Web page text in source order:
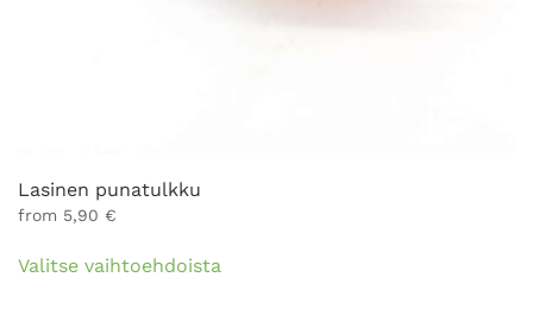
Lasinen punatulkku
from 5,90 €
Valitse vaihtoehdoistatuotteella